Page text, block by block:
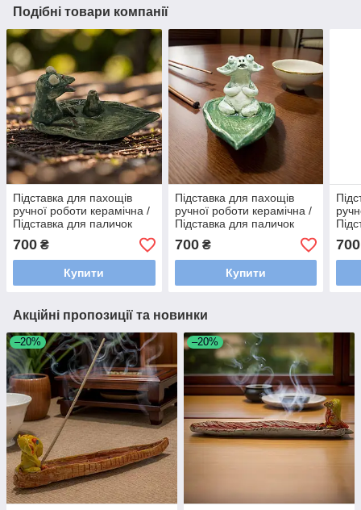
Подібні товари компанії
Підставка для пахощів
ручної роботи керамічна /
Підставка для паличок
700 ₴
Купити
Підставка для пахощів
ручної роботи керамічна /
Підставка для паличок
700₴
Купити
700
Акційні пропозиції та новинки
–20% –20%